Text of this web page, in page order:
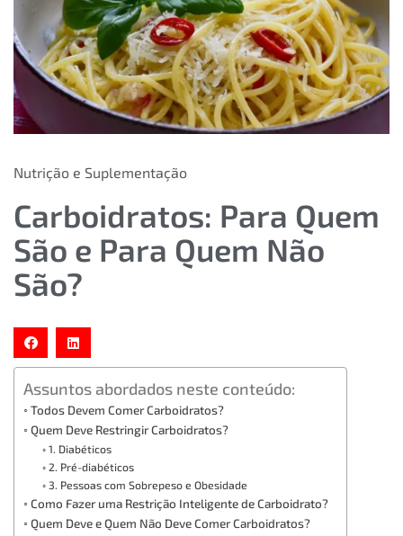
Nutrição e Suplementação
Carboidratos: Para Quem
São e Para Quem Não
São?
Assuntos abordados neste conteúdo:
Todos Devem Comer Carboidratos?
Quem Deve Restringir Carboidratos?
1. Diabéticos
2. Pré-diabéticos
3. Pessoas com Sobrepeso e Obesidade
Como Fazer uma Restrição Inteligente de Carboidrato?
Quem Deve e Quem Não Deve Comer Carboidratos?